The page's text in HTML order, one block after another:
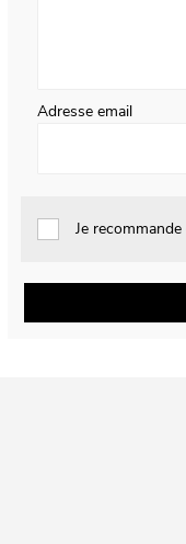
Adresse email
Je